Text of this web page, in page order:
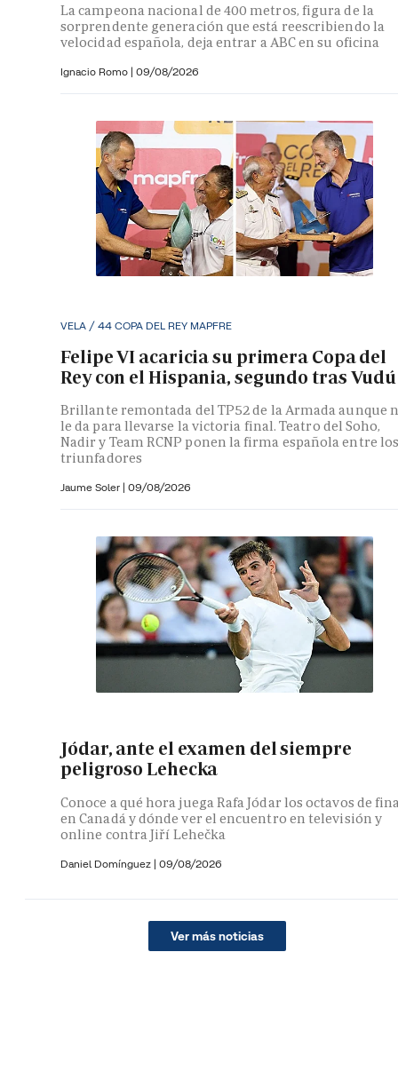
La campeona nacional de 400 metros, figura de la
sorprendente generación que está reescribiendo la
velocidad española, deja entrar a ABC en su oficina
Ignacio Romo | 09/08/2026
VELA / 44 COPA DEL REY MAPFRE
Felipe VI acaricia su primera Copa del
Rey con el Hispania, segundo tras Vudú
Brillante remontada del TP52 de la Armada aunque
le da para llevarse la victoria final. Teatro del Soho,
Nadir y Team RCNP ponen la firma española entre
triunfadores
Jaume Soler | 09/08/2026
Jódar, ante el examen del siempre
peligroso Lehecka
Conoce a qué hora juega Rafa Jódar los octavos de
en Canadá y dónde ver el encuentro en televisión y
online contra Jiří Lehečka
Daniel Domínguez | 09/08/2026
Ver más noticias